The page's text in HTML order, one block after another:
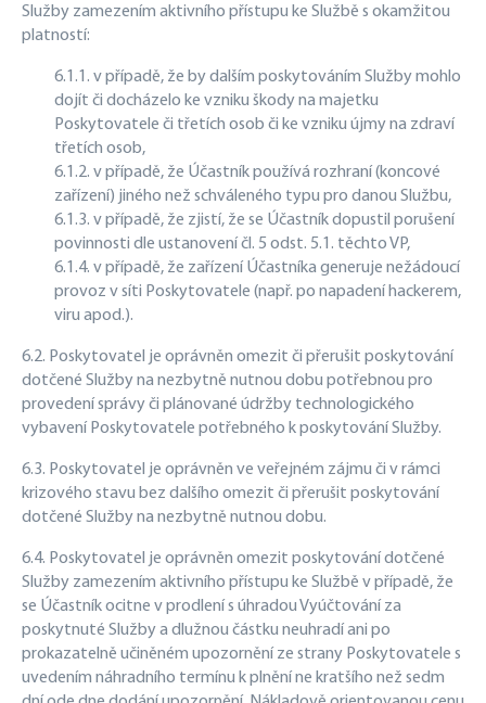
Služby zamezením aktivního přístupu ke Službě s okamžitou
platností:
6.1.1. v případě, že by dalším poskytováním Služby mohlo
dojít či docházelo ke vzniku škody na majetku
Poskytovatele či třetích osob či ke vzniku újmy na zdraví
třetích osob,
6.1.2. v případě, že Účastník používá rozhraní (koncové
zařízení) jiného než schváleného typu pro danou Službu,
6.1.3. v případě, že zjistí, že se Účastník dopustil porušení
povinnosti dle ustanovení čl. 5 odst. 5.1. těchto VP,
6.1.4. v případě, že zařízení Účastníka generuje nežádoucí
provoz v síti Poskytovatele (např. po napadení hackerem,
viru apod.).
6.2. Poskytovatel je oprávněn omezit či přerušit poskytování
dotčené Služby na nezbytně nutnou dobu potřebnou pro
provedení správy či plánované údržby technologického
vybavení Poskytovatele potřebného k poskytování Služby.
6.3. Poskytovatel je oprávněn ve veřejném zájmu či v rámci
krizového stavu bez dalšího omezit či přerušit poskytování
dotčené Služby na nezbytně nutnou dobu.
6.4. Poskytovatel je oprávněn omezit poskytování dotčené
Služby zamezením aktivního přístupu ke Službě v případě, že
se Účastník ocitne v prodlení s úhradou Vyúčtování za
poskytnuté Služby a dlužnou částku neuhradí ani po
prokazatelně učiněném upozornění ze strany Poskytovatele s
uvedením náhradního termínu k plnění ne kratšího než sedm